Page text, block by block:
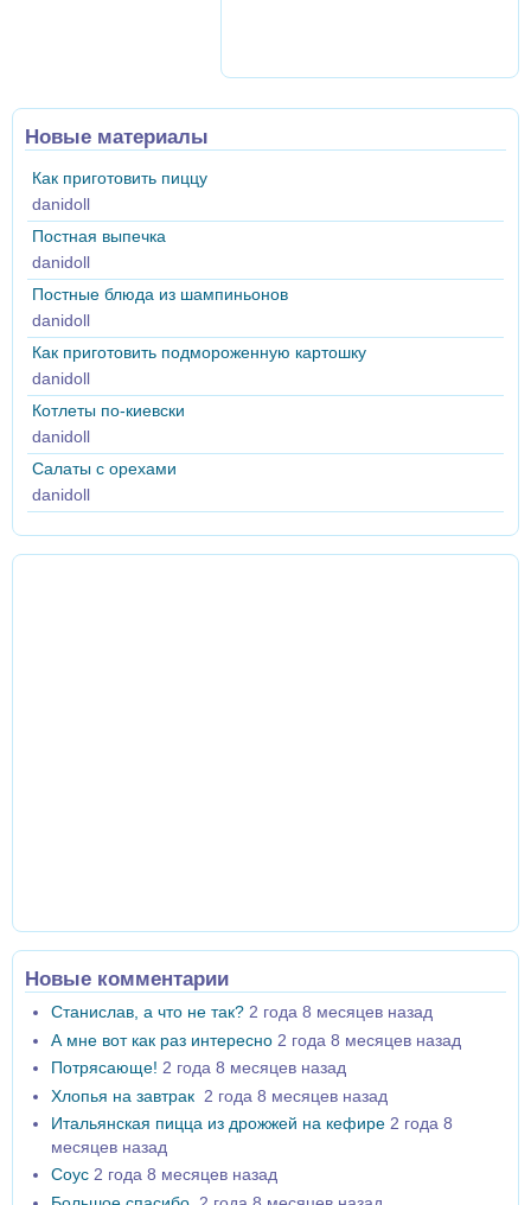
Новые материалы
Как приготовить пиццу
danidoll
Постная выпечка
danidoll
Постные блюда из шампиньонов
danidoll
Как приготовить подмороженную картошку
danidoll
Котлеты по-киевски
danidoll
Салаты с орехами
danidoll
Новые комментарии
Станислав, а что не так? 2 года 8 месяцев назад
А мне вот как раз интересно 2 года 8 месяцев назад
Потрясающе! 2 года 8 месяцев назад
Хлопья на завтрак 2 года 8 месяцев назад
Итальянская пицца из дрожжей на кефире 2 года 8
месяцев назад
Соус 2 года 8 месяцев назад